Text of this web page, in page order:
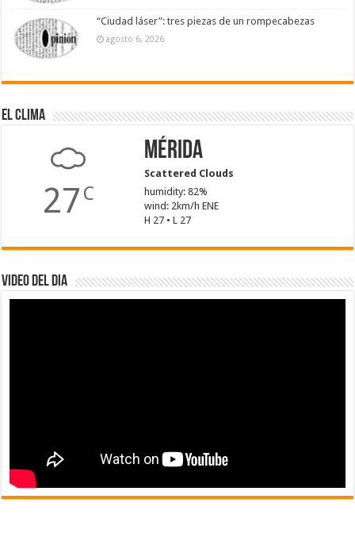
“Ciudad láser”: tres piezas de un rompecabezas
agosto 6, 2026
El Clima
27 C
Mérida
Scattered Clouds
humidity: 82%
wind: 2km/h ENE
H 27 • L 27
Video del dia